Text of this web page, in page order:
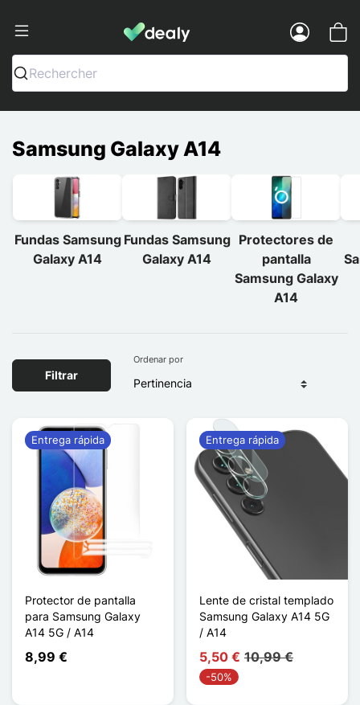
Dealy - Fundas y accesorios para
Rechercher
Samsung Galaxy A14
Fundas Samsung
Galaxy A14
Fundas Samsung
Galaxy A14
Protectores de
pantalla
Samsung Galaxy
A14
Filtrar
Ordenar por
Protector de pantalla
para Samsung Galaxy
A14 5G / A14
8,99 €
Entrega rápida
Lente de cristal templado
Samsung Galaxy A14 5G
/ A14
5,50 € 10,99 €
-50%
Entrega rápida